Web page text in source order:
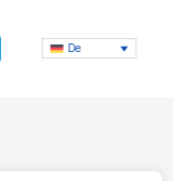
De